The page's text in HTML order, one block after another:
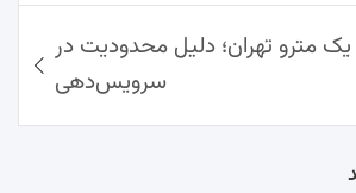
مترو تهران؛ دلیل محدودیت در
سرویس‌دهی